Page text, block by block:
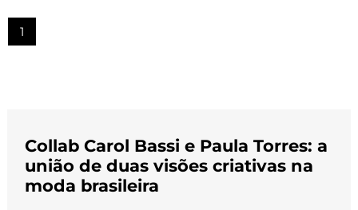
1
Collab Carol Bassi e Paula Torres: a
união de duas visões criativas na
moda brasileira